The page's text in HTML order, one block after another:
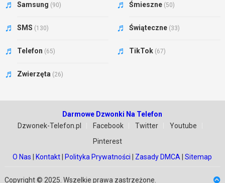
Samsung (90) Śmieszne (50)
SMS (130) Świąteczne (33)
Telefon (65) TikTok (67)
Zwierzęta (26)
Darmowe Dzwonki Na Telefon
Dzwonek-Telefon.pl
Facebook Twitter
Youtube
Pinterest
O Nas
Kontakt Polityka Prywatności Zasady DMCA |Sitemap
Copyright © 2025. Wszelkie prawa zastrzeżone.